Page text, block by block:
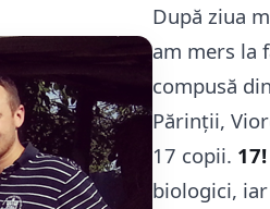
După ziua
am mers la
compusă
Părinții,
17 copii. 17!
biologici,